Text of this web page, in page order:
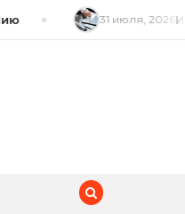
31 июля, 2026